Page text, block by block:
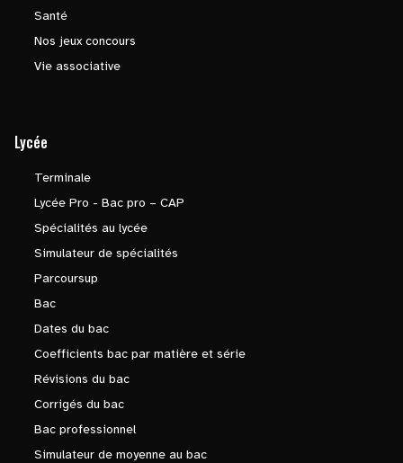
Santé
Nos jeux concours
Vie associative
Lycée
Terminale
Lycée Pro - Bac pro – CAP
Spécialités au lycée
Simulateur de spécialités
Parcoursup
Bac
Dates du bac
Coefficients bac par matière et série
Révisions du bac
Corrigés du bac
Bac professionnel
Simulateur de moyenne au bac